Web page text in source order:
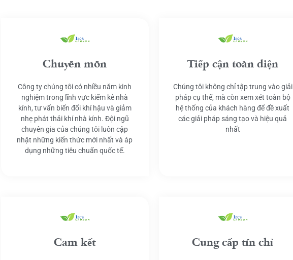
Chuyên môn
Công ty chúng tôi có nhiều năm kinh
nghiệm trong lĩnh vực kiểm kê nhà
kính, tư vấn biến đổi khí hậu và giảm
nhẹ phát thải khí nhà kính. Đội ngũ
chuyên gia của chúng tôi luôn cập
nhật những kiến thức mới nhất và áp
dụng những tiêu chuẩn quốc tế.
Tiếp cận toàn diện
Chúng tôi không chỉ tập trung vào giải
pháp cụ thể, mà còn xem xét toàn bộ
hệ thống của khách hàng để đề xuất
các giải pháp sáng tạo và hiệu quả
nhất
Cam kết Cung cấp tín chỉ